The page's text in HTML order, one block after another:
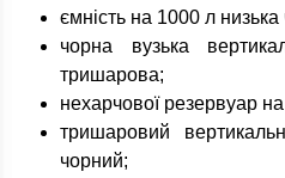
ємність на 1000 л
чорна вузька
тришарова;
нехарчової резервуар
тришаровий
чорний;